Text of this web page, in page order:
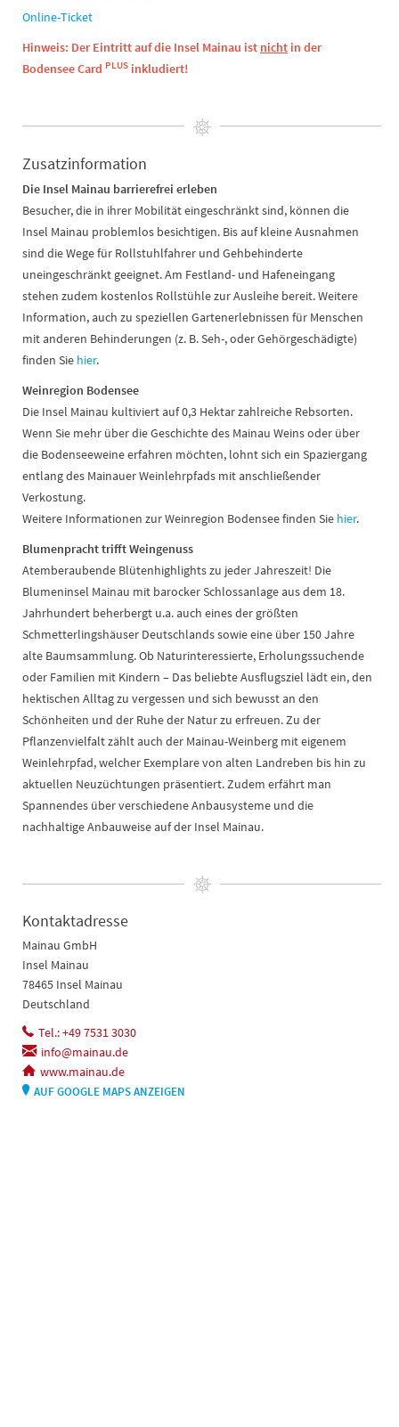
Online-Ticket
Hinweis: Der Eintritt auf die Insel Mainau ist nicht in der
Bodensee Card PLUS inkludiert!
Zusatzinformation
Die Insel Mainau barrierefrei erleben
Besucher, die in ihrer Mobilität eingeschränkt sind, können die
Insel Mainau problemlos besichtigen. Bis auf kleine Ausnahmen
sind die Wege für Rollstuhlfahrer und Gehbehinderte
uneingeschränkt geeignet. Am Festland- und Hafeneingang
stehen zudem kostenlos Rollstühle zur Ausleihe bereit. Weitere
Information, auch zu speziellen Gartenerlebnissen für Menschen
mit anderen Behinderungen (z. B. Seh-, oder Gehörgeschädigte)
finden Sie hier.
Weinregion Bodensee
Die Insel Mainau kultiviert auf 0,3 Hektar zahlreiche Rebsorten.
Wenn Sie mehr über die Geschichte des Mainau Weins oder über
die Bodenseeweine erfahren möchten, lohnt sich ein Spaziergang
entlang des Mainauer Weinlehrpfads mit anschließender
Verkostung.
Weitere Informationen zur Weinregion Bodensee finden Sie hier.
Blumenpracht trifft Weingenuss
Atemberaubende Blütenhighlights zu jeder Jahreszeit! Die
Blumeninsel Mainau mit barocker Schlossanlage aus dem 18.
Jahrhundert beherbergt u.a. auch eines der größten
Schmetterlingshäuser Deutschlands sowie eine über 150 Jahre
alte Baumsammlung. Ob Naturinteressierte, Erholungssuchende
oder Familien mit Kindern – Das beliebte Ausflugsziel lädt ein, den
hektischen Alltag zu vergessen und sich bewusst an den
Schönheiten und der Ruhe der Natur zu erfreuen. Zu der
Pflanzenvielfalt zählt auch der Mainau-Weinberg mit eigenem
Weinlehrpfad, welcher Exemplare von alten Landreben bis hin zu
aktuellen Neuzüchtungen präsentiert. Zudem erfährt man
Spannendes über verschiedene Anbausysteme und die
nachhaltige Anbauweise auf der Insel Mainau.
Kontaktadresse
Mainau GmbH
Insel Mainau
78465 Insel Mainau
Deutschland
Tel.: +49 7531 3030
info@mainau.de
www.mainau.de
AUF GOOGLE MAPS ANZEIGEN